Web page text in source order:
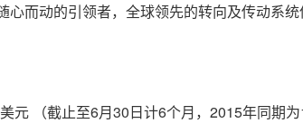
心而动的引领者，全球领先的转向及传动系
元 （截止至6月30日计6个月，2015年同期为